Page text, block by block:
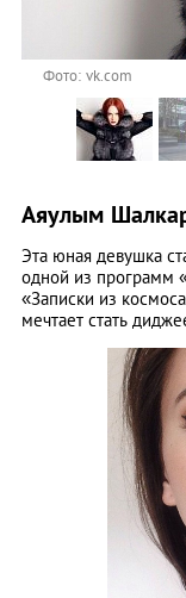
Фото: vk.com
Аяулым
Эта юная девушка
одной из программ
«Записки из
мечтает стать